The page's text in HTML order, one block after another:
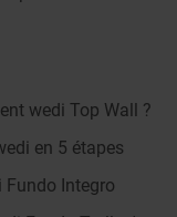
wedi Top Wall ?
en 5 étapes
Fundo Integro